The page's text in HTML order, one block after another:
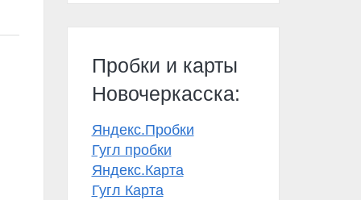
Пробки и карты
Новочеркасска:
Яндекс.Пробки
Гугл пробки
Яндекс.Карта
Гугл Карта